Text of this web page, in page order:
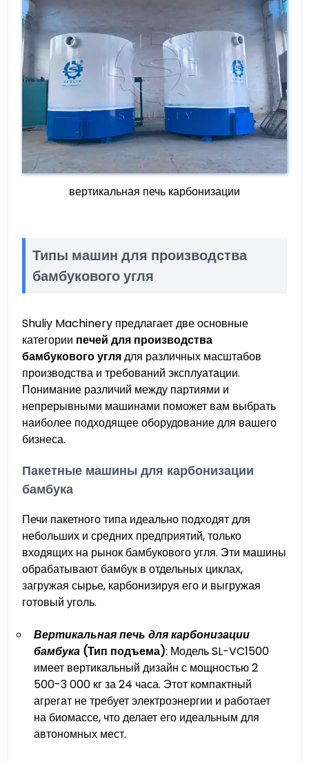
вертикальная печь карбонизации
Типы машин для производства
бамбукового угля
Shuliy Machinery предлагает две основные
категории печей для производства
бамбукового углядля различных масштабов
производства и требований эксплуатации.
Понимание различий между партиями и
непрерывными машинами поможет вам выбрать
наиболее подходящее оборудование для вашего
бизнеса.
Пакетные машины для карбонизации
бамбука
Печи пакетного типа идеально подходят для
небольших и средних предприятий, только
входящих на рынок бамбукового угля. Эти машины
обрабатывают бамбук в отдельных циклах,
загружая сырье, карбонизируя его и выгружая
готовый уголь.
Вертикальная печь для карбонизации
бамбука (Тип подъема): Модель SL-VC1500
имеет вертикальный дизайн с мощностью 2
500-3 000 кг за 24 часа. Этот компактный
агрегат не требует электроэнергии и работает
на биомассе, что делает его идеальным для
автономных мест.